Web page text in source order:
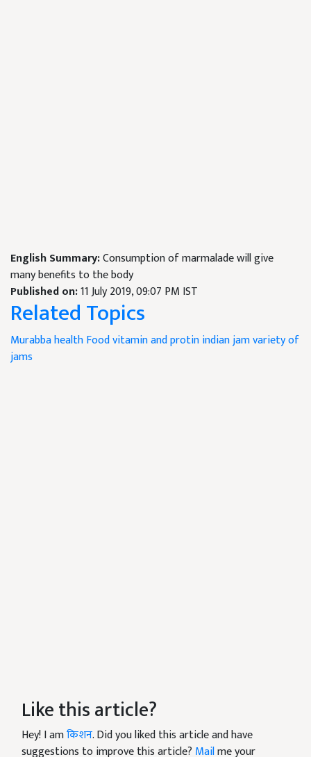
English Summary:Consumption of marmalade will give
many benefits to the body
Published on:11 July 2019, 09:07 PM IST
Related Topics
MurabbahealthFoodvitamin and protinindian jam variety of
jams
Like this article?
Hey! I amकिशन. Did you liked this article and have
suggestions to improve this article? Mailme your